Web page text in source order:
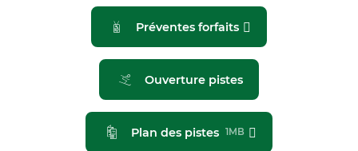
Préventes forfaits
Ouverture pistes
Plan des pistes 1MB